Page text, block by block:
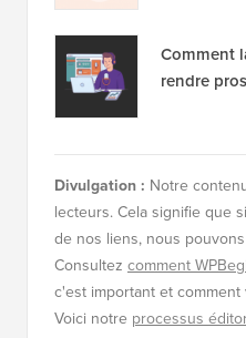
Comment
rendre
Divulgation : Notre
lecteurs. Cela signifie que
de nos liens, nous
Consultez comment
c'est important et
Voici notre processus